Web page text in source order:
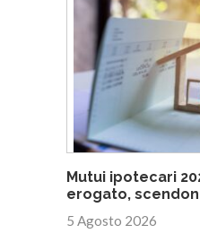
Mutui ipotecari
erogato,
5 Agosto 2026